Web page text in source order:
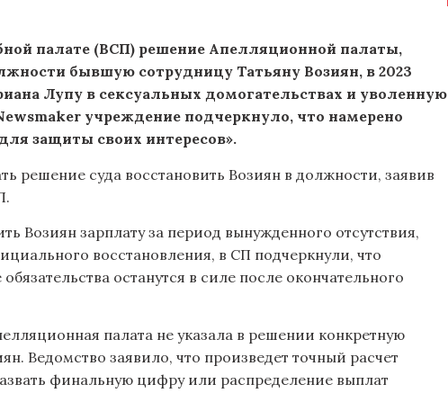
палате (ВСП) решение Апелляционной палаты,
бывшую сотрудницу Татьяну Возиян, в 2023
Лупу в сексуальных домогательствах и уволенную
учреждение подчеркнуло, что намерено
защиты своих интересов».
решение суда восстановить Возиян в должности, заявив
Возиян зарплату за период вынужденного отсутствия,
восстановления, в СП подчеркнули, что
останутся в силе после окончательного
палата не указала в решении конкретную
Ведомство заявило, что произведет точный расчет
финальную цифру или распределение выплат